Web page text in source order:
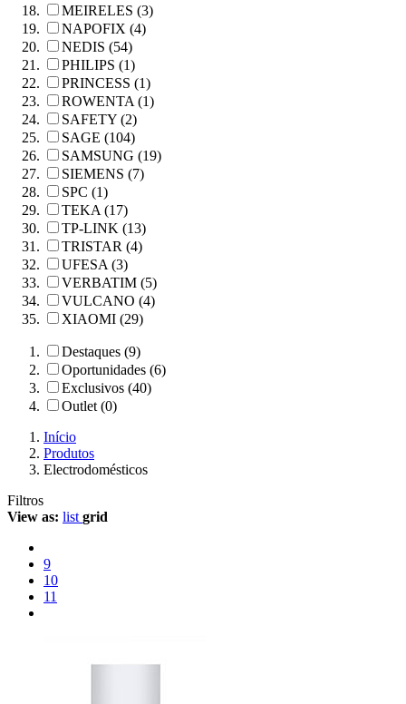
MEIRELES (3)
NAPOFIX (4)
NEDIS (54)
PHILIPS (1)
PRINCESS (1)
ROWENTA (1)
SAFETY (2)
SAGE (104)
SAMSUNG (19)
SIEMENS (7)
SPC (1)
TEKA (17)
TP-LINK (13)
TRISTAR (4)
UFESA (3)
VERBATIM (5)
VULCANO (4)
XIAOMI (29)
Destaques (9)
Oportunidades (6)
Exclusivos (40)
Outlet (0)
Início
Produtos
Electrodomésticos
Filtros
View as: list grid
9
10
11